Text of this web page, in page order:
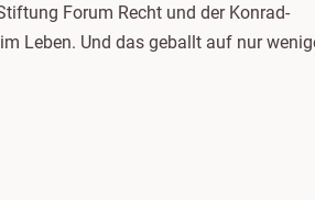
Forum Recht und der Konrad-
Leben. Und das geballt auf nur